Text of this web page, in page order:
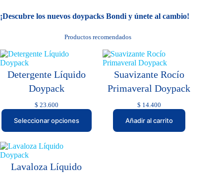
¡Descubre los nuevos doypacks Bondi y únete al cambio!
Productos recomendados
Detergente Líquido
Doypack
$ 23.600
Seleccionar opciones
Suavizante Rocío
Primaveral Doypack
$ 14.400
Añadir al carrito
Lavaloza Líquido